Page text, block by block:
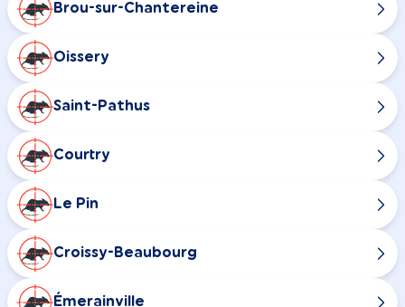
Brou-sur-Chantereine
Oissery
Saint-Pathus
Courtry
Le Pin
Croissy-Beaubourg
Émerainville